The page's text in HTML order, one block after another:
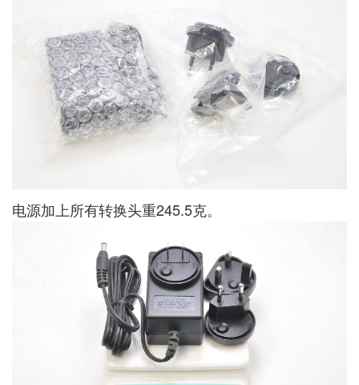
电源加上所有转换头重245.5克。